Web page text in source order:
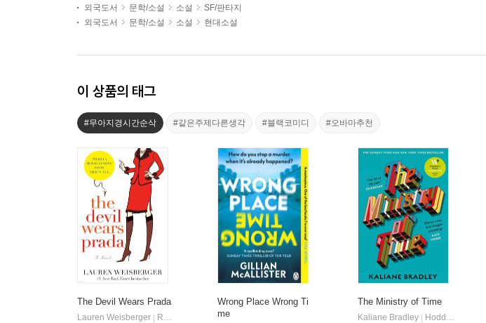
외국도서
문학/소설 소설
SF/판타지
외국도서
문학/소설 소설 현대소설
이 상품의 태그
#무아지경시간순삭 #같은주제다른생각 #블랙코미디 #오바마추천
The Devil Wears Prada
Lauren Weisberger
Random House Trade
Wrong Place Wrong Ti
me
The Ministry of Time
Kaliane Bradley
Hodder & Stoughton